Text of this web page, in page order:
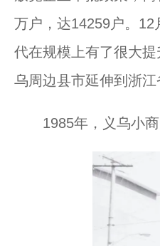
万户，达14259户。
代在规模上有了很大
乌周边县市延伸到浙江
1985年，义乌小商